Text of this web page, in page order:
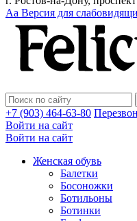
Аа Версия для
+7 (903) 464-63-80
Войти на сайт
Войти на сайт
Женская обувь
Балетки
Босоножки
Ботильоны
Ботинки